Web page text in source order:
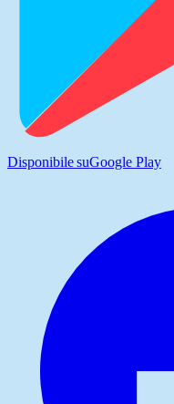
Disponibile suGoogle Play